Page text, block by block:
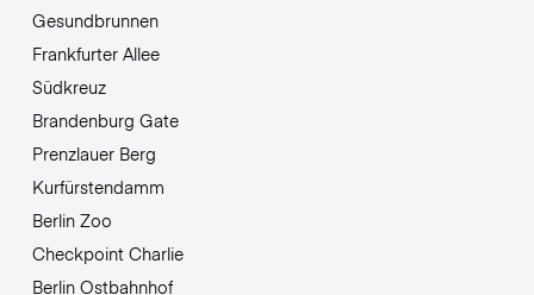
Gesundbrunnen
Frankfurter Allee
Südkreuz
Brandenburg Gate
Prenzlauer Berg
Kurfürstendamm
Berlin Zoo
Checkpoint Charlie
Berlin Ostbahnhof